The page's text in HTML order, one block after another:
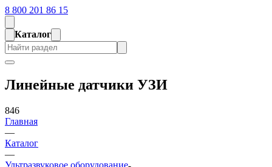
8 800 201 86 15
Каталог
Линейные датчики УЗИ
846
Главная
—
Каталог
—
Ультразвуковое оборудование